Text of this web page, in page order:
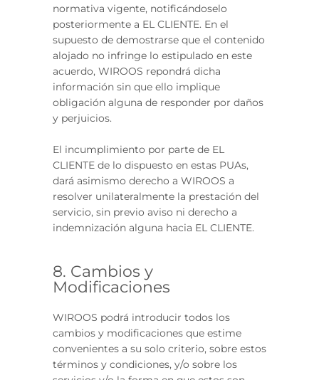
normativa vigente, notificándoselo
posteriormente a EL CLIENTE. En el
supuesto de demostrarse que el contenido
alojado no infringe lo estipulado en este
acuerdo, WIROOS repondrá dicha
información sin que ello implique
obligación alguna de responder por daños
y perjuicios.
El incumplimiento por parte de EL
CLIENTE de lo dispuesto en estas PUAs,
dará asimismo derecho a WIROOS a
resolver unilateralmente la prestación del
servicio, sin previo aviso ni derecho a
indemnización alguna hacia EL CLIENTE.
8. Cambios y
Modificaciones
WIROOS podrá introducir todos los
cambios y modificaciones que estime
convenientes a su solo criterio, sobre estos
términos y condiciones, y/o sobre los